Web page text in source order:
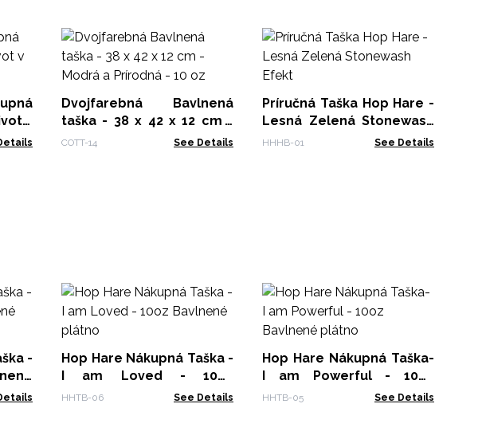
v
Dvojfarebná Bavlnená
taška - 38 x 42 x 12 cm -
Modrá a Prírodná - 10 oz
COTT-14 See Details
Príručná Taška Hop Hare -
Lesná Zelená Stonewash
Efekt
HHHB-01 See Details
-
Hop Hare Nákupná Taška -
I am Loved - 10oz
Bavlnené plátno
HHTB-06 See Details
Hop Hare Nákupná Taška-
I am Powerful - 10oz
Bavlnené plátno
HHTB-05 See Details